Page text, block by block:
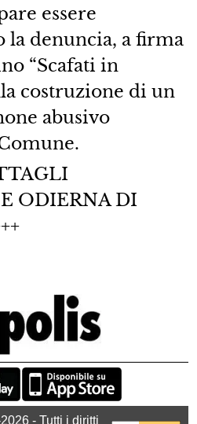
essere
la denuncia, a firma
“Scafati in
costruzione di un
abusivo
ODIERNA DI
- Tutti i diritti